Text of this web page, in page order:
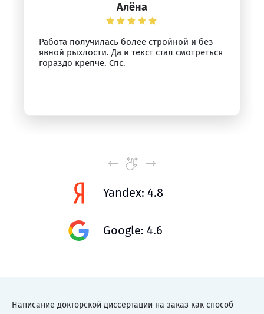
Алёна
Работа получилась более стройной и без
явной рыхлости. Да и текст стал смотреться
гораздо крепче. Спс.
Yandex: 4.8
Google: 4.6
Написание докторской диссертации на заказ как способ